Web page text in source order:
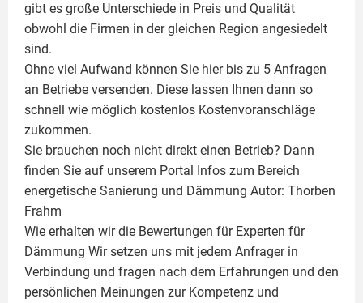
gibt es große Unterschiede in Preis und Qualität
obwohl die Firmen in der gleichen Region angesiedelt
sind.
Ohne viel Aufwand können Sie hier bis zu 5 Anfragen
an Betriebe versenden. Diese lassen Ihnen dann so
schnell wie möglich kostenlos Kostenvoranschläge
zukommen.
Sie brauchen noch nicht direkt einen Betrieb? Dann
finden Sie auf unserem Portal Infos zum Bereich
energetische Sanierung und Dämmung Autor: Thorben
Frahm
Wie erhalten wir die Bewertungen für Experten für
Dämmung Wir setzen uns mit jedem Anfrager in
Verbindung und fragen nach dem Erfahrungen und den
persönlichen Meinungen zur Kompetenz und